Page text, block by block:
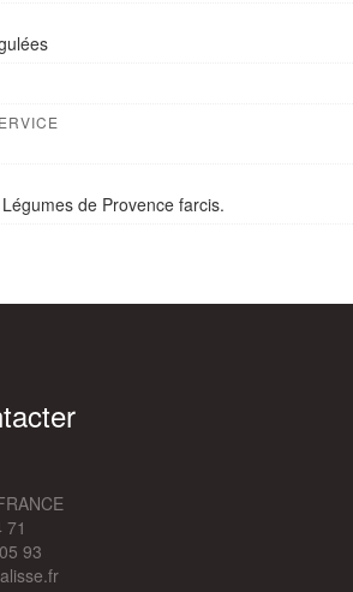
Légumes de Provence farcis.
71
93